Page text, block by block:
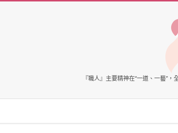
臺
灣
『職人』主要精神在“一道、一藝”